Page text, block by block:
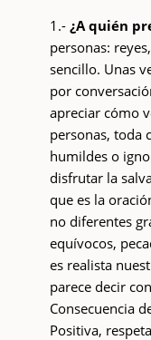
1.- ¿A quién
personas:
sencillo. Unas
por
apreciar cómo
personas, toda
humildes o
disfrutar la
que es la
no diferentes
equívocos,
es realista
parece decir
Consecuencia
Positiva,